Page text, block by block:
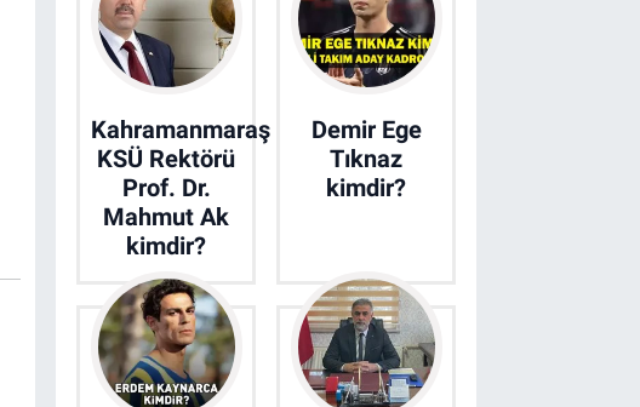
Kahramanmaraş
KSÜ Rektörü
Prof. Dr.
Mahmut Ak
kimdir?
Demir Ege
Tıknaz
kimdir?